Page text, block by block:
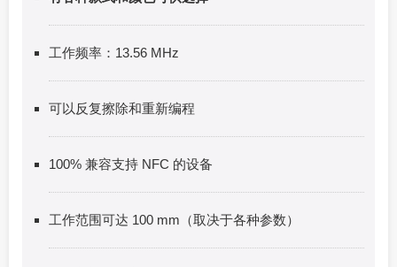
工作频率：13.56 MHz
可以反复擦除和重新编程
100% 兼容支持 NFC 的设备
工作范围可达 100 mm（取决于各种参数）